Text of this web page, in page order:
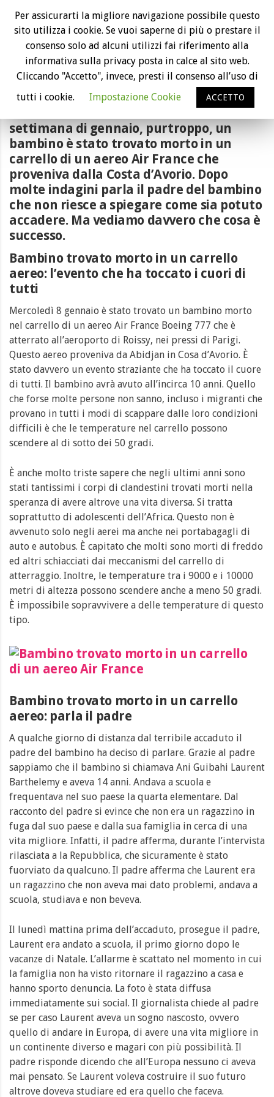
Bambino trovato morto in un carrello di
un aereo Air France
Eventi piacevoli, gesti di solidarietà,
regali, ma anche eventi spiacevoli e che
toccano il cuore. Durante la seconda
settimana di gennaio, purtroppo, un
bambino è stato trovato morto in un
carrello di un aereo Air France che
proveniva dalla Costa d’Avorio. Dopo
molte indagini parla il padre del bambino
che non riesce a spiegare come sia potuto
accadere. Ma vediamo davvero che cosa è
successo.
Bambino trovato morto in un carrello
aereo: l’evento che ha toccato i cuori di
tutti
Mercoledì 8 gennaio è stato trovato un bambino morto
nel carrello di un aereo Air France Boeing 777 che è
atterrato all’aeroporto di Roissy, nei pressi di Parigi.
Questo aereo proveniva da Abidjan in Cosa d’Avorio. È
stato davvero un evento straziante che ha toccato il cuore
di tutti. Il bambino avrà avuto all’incirca 10 anni. Quello
che forse molte persone non sanno, incluso i migranti che
provano in tutti i modi di scappare dalle loro condizioni
difficili è che le temperature nel carrello possono
scendere al di sotto dei 50 gradi.
È anche molto triste sapere che negli ultimi anni sono
stati tantissimi i corpi di clandestini trovati morti nella
speranza di avere altrove una vita diversa. Si tratta
soprattutto di adolescenti dell’Africa. Questo non è
avvenuto solo negli aerei ma anche nei portabagagli di
auto e autobus. È capitato che molti sono morti di freddo
ed altri schiacciati dai meccanismi del carrello di
atterraggio. Inoltre, le temperature tra i 9000 e i 10000
metri di altezza possono scendere anche a meno 50 gradi.
È impossibile sopravvivere a delle temperature di questo
tipo.
Bambino trovato morto in un carrello
aereo: parla il padre
A qualche giorno di distanza dal terribile accaduto il
padre del bambino ha deciso di parlare. Grazie al padre
sappiamo che il bambino si chiamava Ani Guibahi Laurent
Barthelemy e aveva 14 anni. Andava a scuola e
frequentava nel suo paese la quarta elementare. Dal
racconto del padre si evince che non era un ragazzino in
fuga dal suo paese e dalla sua famiglia in cerca di una
vita migliore. Infatti, il padre afferma, durante l’intervista
rilasciata a la Repubblica, che sicuramente è stato
fuorviato da qualcuno. Il padre afferma che Laurent era
un ragazzino che non aveva mai dato problemi, andava a
scuola, studiava e non beveva.
Il lunedì mattina prima dell’accaduto, prosegue il padre,
Laurent era andato a scuola, il primo giorno dopo le
vacanze di Natale. L’allarme è scattato nel momento in cui
la famiglia non ha visto ritornare il ragazzino a casa e
hanno sporto denuncia. La foto è stata diffusa
immediatamente sui social. Il giornalista chiede al padre
se per caso Laurent aveva un sogno nascosto, ovvero
quello di andare in Europa, di avere una vita migliore in
un continente diverso e magari con più possibilità. Il
padre risponde dicendo che all’Europa nessuno ci aveva
mai pensato. Se Laurent voleva costruire il suo futuro
altrove doveva studiare ed era quello che faceva.
Per assicurarti la migliore navigazione possibile questo
sito utilizza i cookie. Se vuoi saperne di più o prestare il
consenso solo ad alcuni utilizzi fai riferimento alla
informativa sulla privacy posta in calce al sito web.
Cliccando "Accetto", invece, presti il consenso all’uso di
tutti i cookie.
Impostazione Cookie ACCETTO